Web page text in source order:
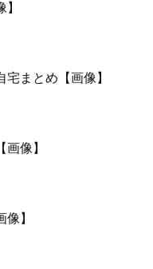
まとめ【画像】
像】
】